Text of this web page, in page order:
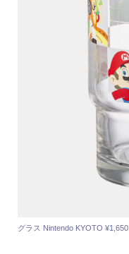
グラス Nintendo KYOTO ¥1,650